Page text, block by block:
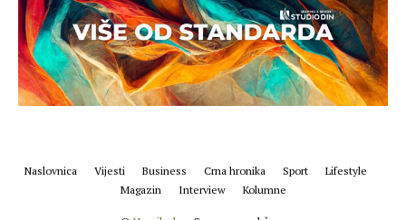
Naslovnica Vijesti Business Crna hronika Sport
Lifestyle
Magazin
Interview Kolumne